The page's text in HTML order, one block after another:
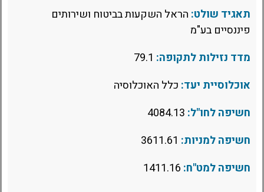
תאגיד שולט: הראל השקעות בביטוח ושירותים
פיננסיים בע"מ
מדד נזילות לתקופה:
אוכלוסיית יעד: כלל האוכלוסיה
חשיפה לחו"ל:
חשיפה למניות:
חשיפה למט"ח: